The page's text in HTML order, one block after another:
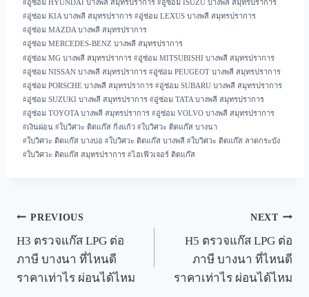
#อู่ซ่อม HYUNDAI บางพลี สมุทรปราการ #อู่ซ่อม ISUZU บางพลี สมุทรปราการ
#อู่ซ่อม KIA บางพลี สมุทรปราการ #อู่ซ่อม LEXUS บางพลี สมุทรปราการ
#อู่ซ่อม MAZDA บางพลี สมุทรปราการ
#อู่ซ่อม MERCEDES-BENZ บางพลี สมุทรปราการ
#อู่ซ่อม MG บางพลี สมุทรปราการ #อู่ซ่อม MITSUBISHI บางพลี สมุทรปราการ
#อู่ซ่อม NISSAN บางพลี สมุทรปราการ #อู่ซ่อม PEUGEOT บางพลี สมุทรปราการ
#อู่ซ่อม PORSCHE บางพลี สมุทรปราการ #อู่ซ่อม SUBARU บางพลี สมุทรปราการ
#อู่ซ่อม SUZUKI บางพลี สมุทรปราการ #อู่ซ่อม TATA บางพลี สมุทรปราการ
#อู่ซ่อม TOYOTA บางพลี สมุทรปราการ #อู่ซ่อม VOLVO บางพลี สมุทรปราการ
#เงินผ่อน #ใบวิศวะ ติดแก๊ส กิ่งแก้ว #ใบวิศวะ ติดแก๊ส บางนา
#ใบวิศวะ ติดแก๊ส บางบ่อ #ใบวิศวะ ติดแก๊ส บางพลี #ใบวิศวะ ติดแก๊ส ลาดกระบัง
#ใบวิศวะ ติดแก๊ส สมุทรปราการ #ไฮเฟิวเจอร์ ติดแก๊ส
PREVIOUS
H3 ตรวจแก๊ส LPG ต่อ
ภาษี บางนา ที่ไหนดี
ราคาเท่าไร ผ่อนได้ไหม
NEXT
H5 ตรวจแก๊ส LPG ต่อ
ภาษี บางนา ที่ไหนดี
ราคาเท่าไร ผ่อนได้ไหม